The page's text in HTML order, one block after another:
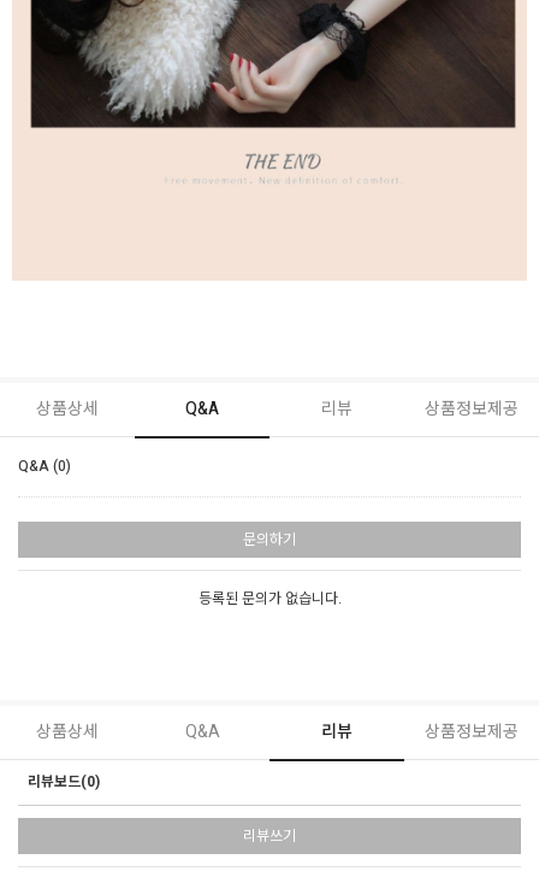
상품상세 Q&A 리뷰 상품정보제공
Q&A (0)
문의하기
등록된 문의가 없습니다.
상품상세 Q&A 리뷰 상품정보제공
리뷰보드(0)
리뷰쓰기